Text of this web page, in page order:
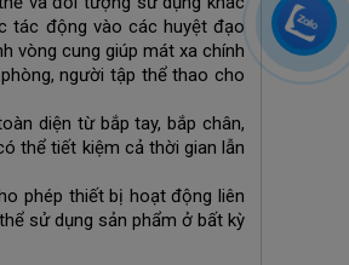
tác động vào các huyệt đạo
vòng cung giúp mát xa chính
người tập thể thao cho
diện từ bắp tay, bắp chân,
thể tiết kiệm cả thời gian lẫn
phép thiết bị hoạt động liên
sử dụng sản phẩm ở bất kỳ